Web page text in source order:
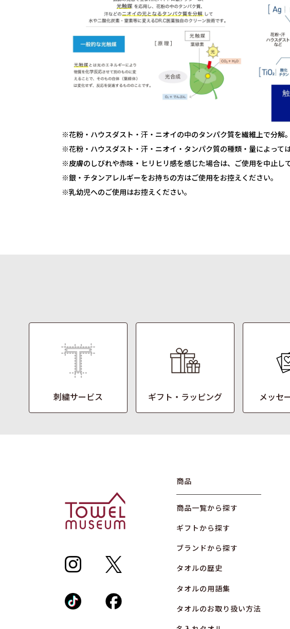
※花粉・ハウスダスト・汗・ニオイの中のタンパク質を繊維上で分解。
※花粉・ハウスダスト・汗・ニオイ・タンパク質の種類・量によって
※皮膚のしびれや赤味・ヒリヒリ感を感じた場合は、ご使用を中止し
※銀・チタンアレルギーをお持ちの方はご使用をお控えください。
※乳幼児へのご使用はお控えください。
刺繍サービス ギフト・ラッピング メッセ
商品
商品一覧から探す
ギフトから探す
ブランドから探す
タオルの歴史
タオルの用語集
タオルのお取り扱い方法